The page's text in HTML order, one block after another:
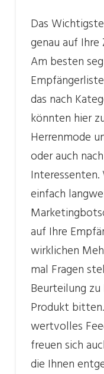
Das
genau auf
Am besten
das nach
könnten hier
Herrenmode
oder auch
Interessenten.
einfach
auf Ihre
wirklichen
mal Fragen
Beurteilung
Produkt
wertvolles
freuen sich
die Ihnen